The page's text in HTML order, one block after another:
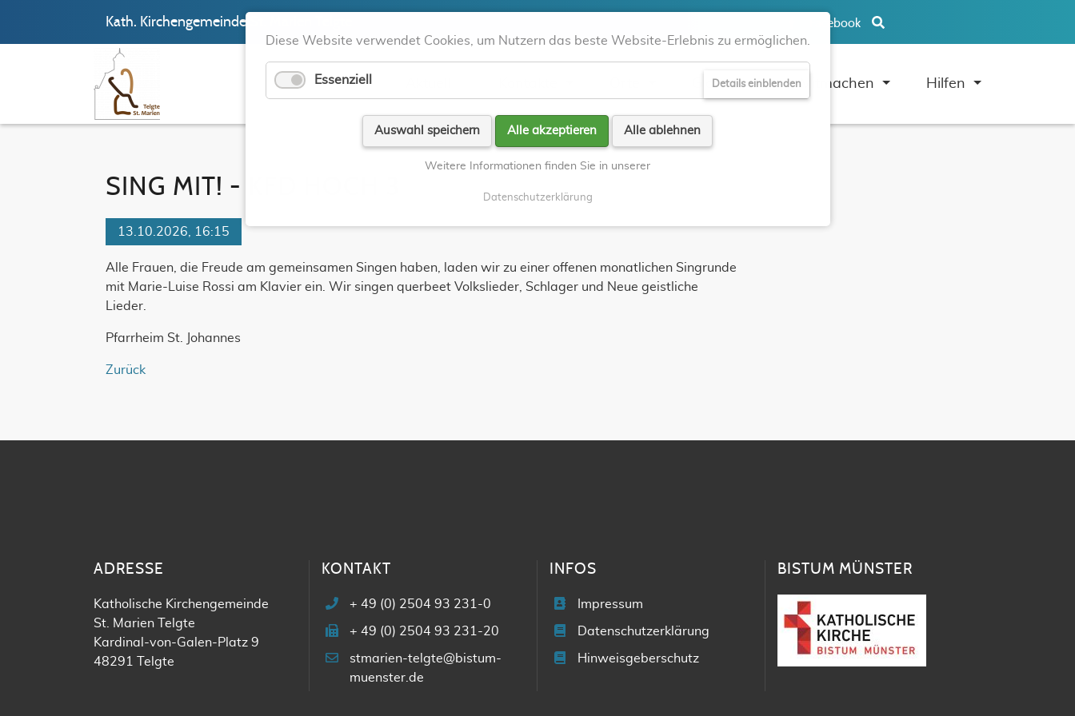
Kath. Kirchengemeinde St. Marien Telgte Facebook
Glauben Mitmachen Hilfen
SING MIT! - KFD HOCH 3
13.10.2026, 16:15
Alle Frauen, die Freude am gemeinsamen Singen haben, laden wir zu einer offenen monatlichen Singrunde
mit Marie-Luise Rossi am Klavier ein. Wir singen querbeet Volkslieder, Schlager und Neue geistliche
Lieder.
Pfarrheim St. Johannes
Zurück
ADRESSE
Katholische Kirchengemeinde
St. Marien Telgte
Kardinal-von-Galen-Platz 9
48291 Telgte
KONTAKT
+ 49 (0) 2504 93 231-0
+ 49 (0) 2504 93 231-20
stmarien-telgte@bistum-
muenster.de
INFOS
Impressum
Datenschutzerklärung
Hinweisgeberschutz
BISTUM MÜNSTER
Diese Website verwendet Cookies, um Nutzern das beste Website-Erlebnis zu ermöglichen.
Essenziell Details einblenden
Auswahl speichern Alle akzeptieren Alle ablehnen
Weitere Informationen finden Sie in unserer
Datenschutzerklärung